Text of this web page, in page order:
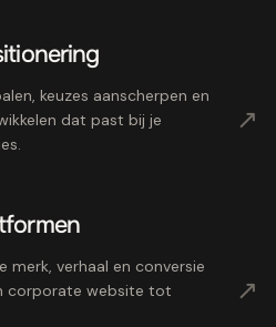
keuzes aanscherpen en
dat past bij je
↗
merk, verhaal en conversie
corporate website tot
↗